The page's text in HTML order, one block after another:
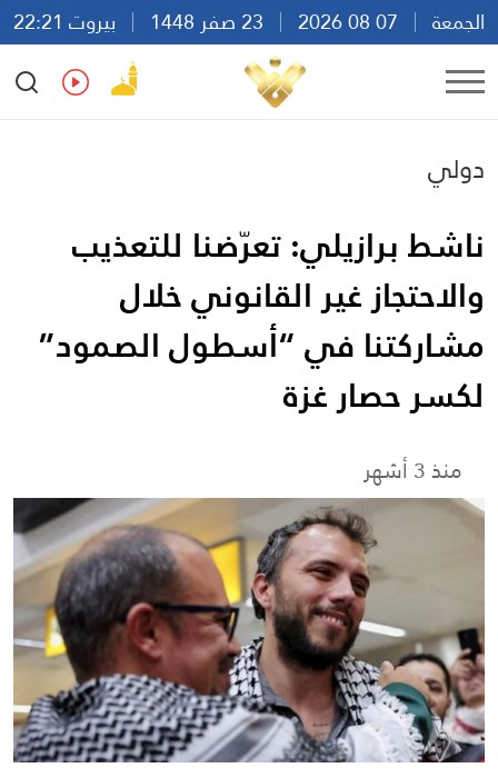
الجمعة
بيروت 22:21
Ar
En Fr Es
دولي
ناشط برازيلي: تعرّضنا للتعذيب
والاحتجاز غير القانوني خلال
مشاركتنا في “أسطول الصمود”
لكسر حصار غزة
منذ 3 أشهر